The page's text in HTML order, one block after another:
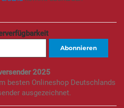
Abonnieren
2025
besten Onlineshop Deutschlands
ausgezeichnet.